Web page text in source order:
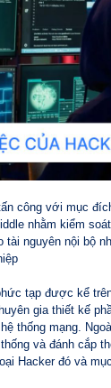
công với mục
nhằm kiểm
tài nguyên nội bộ
tạp được kể
gia thiết kế
thống mạng.
và đánh cắp
Hacker đó và